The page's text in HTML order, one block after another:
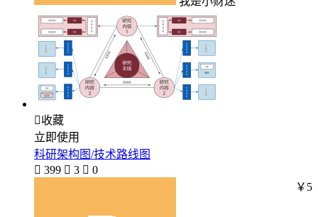
收藏
立即使用
科研架构图/技术路线图
 399  3  0
￥5